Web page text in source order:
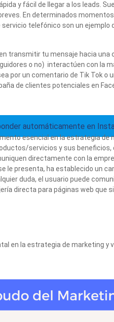
y fácil de llegar a los leads.
En determinados
telefónico son un ejemplo
transmitir tu mensaje hacia una
o no) interactúen con la
por un comentario de Tik Tok o
de clientes potenciales en
automáticamente en
esencial en la estrategia de
servicios y sus
directamente con la
le presenta, ha establecido un
duda, el usuario puede
directa para páginas web que
en la estrategia de marketing y